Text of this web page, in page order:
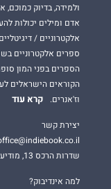
ולמידה, בדיוק
אדם ומילים יכולות
אלקטרוניים /
ספרים אלקטרוניים
הספרים בפני המון
הקוראים הישראלים
וז'אנרים.
קרא עוד
יצירת קשר
שדרות הרכס 13, מודיעין
למה אינדיבוק?